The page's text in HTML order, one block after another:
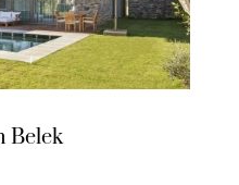
Belek